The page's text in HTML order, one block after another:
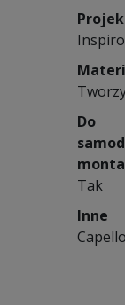
Do
Tak
Inne
Capello